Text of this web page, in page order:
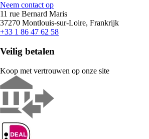
Neem contact op
11 rue Bernard Maris
37270 Montlouis-sur-Loire, Frankrijk
+33 1 86 47 62 58
Veilig betalen
Koop met vertrouwen op onze site